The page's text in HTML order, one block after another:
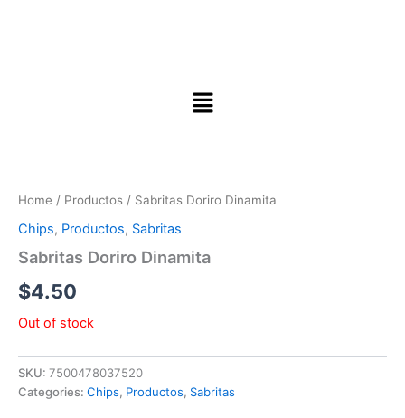
Home / Productos / Sabritas Doriro Dinamita
Chips, Productos, Sabritas
Sabritas Doriro Dinamita
$4.50
Out of stock
SKU: 7500478037520
Categories: Chips, Productos, Sabritas